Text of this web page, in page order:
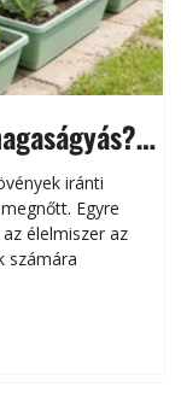
iránti
Egyre
élelmiszer az
számára